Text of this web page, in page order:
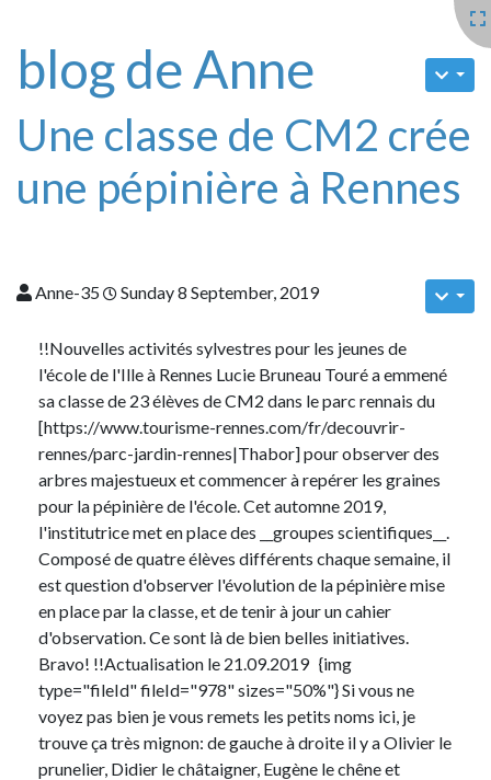
blog de Anne
Une classe de CM2 crée
une pépinière à Rennes
Anne-35 Sunday 8 September, 2019
!!Nouvelles activités sylvestres pour les jeunes de
l'école de l'Ille à Rennes Lucie Bruneau Touré a emmené
sa classe de 23 élèves de CM2 dans le parc rennais du
[https://www.tourisme-rennes.com/fr/decouvrir-
rennes/parc-jardin-rennes|Thabor] pour observer des
arbres majestueux et commencer à repérer les graines
pour la pépinière de l'école. Cet automne 2019,
l'institutrice met en place des __groupes scientifiques__.
Composé de quatre élèves différents chaque semaine, il
est question d'observer l'évolution de la pépinière mise
en place par la classe, et de tenir à jour un cahier
d'observation. Ce sont là de bien belles initiatives.
Bravo! !!Actualisation le 21.09.2019 {img
type="fileId" fileId="978" sizes="50%"} Si vous ne
voyez pas bien je vous remets les petits noms ici, je
trouve ça très mignon: de gauche à droite il y a Olivier le
prunelier, Didier le châtaigner, Eugène le chêne et